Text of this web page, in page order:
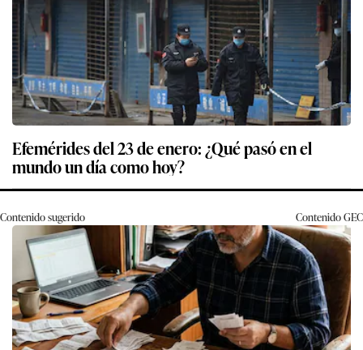
Efemérides del 23 de enero: ¿Qué pasó en el
mundo un día como hoy?
Contenido sugerido ContenidoGEC